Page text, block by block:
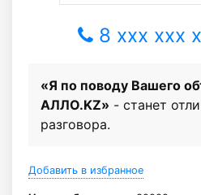
8 xxx xxx
«Я по поводу Вашего
АЛЛО.KZ» - станет
разговора.
Добавить в избранное